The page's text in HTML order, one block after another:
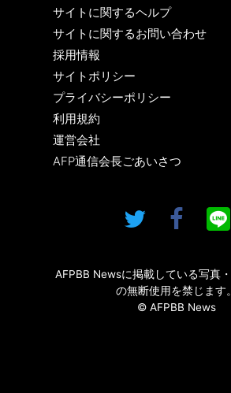
サイトに関するヘルプ
サイトに関するお問い合わせ
採用情報
サイトポリシー
プライバシーポリシー
利用規約
運営会社
AFP通信会長ごあいさつ
AFPBB Newsに掲載している写真
の無断使用を禁じます。
© AFPBB News